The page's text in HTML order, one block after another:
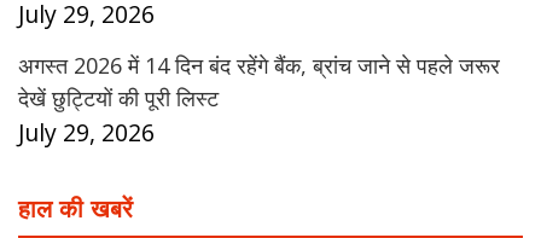
July 29, 2026
अगस्त 2026 में 14 दिन बंद रहेंगे बैंक, ब्रांच जाने से पहले जरूर
देखें छुट्टियों की पूरी लिस्ट
July 29, 2026
हाल की खबरें